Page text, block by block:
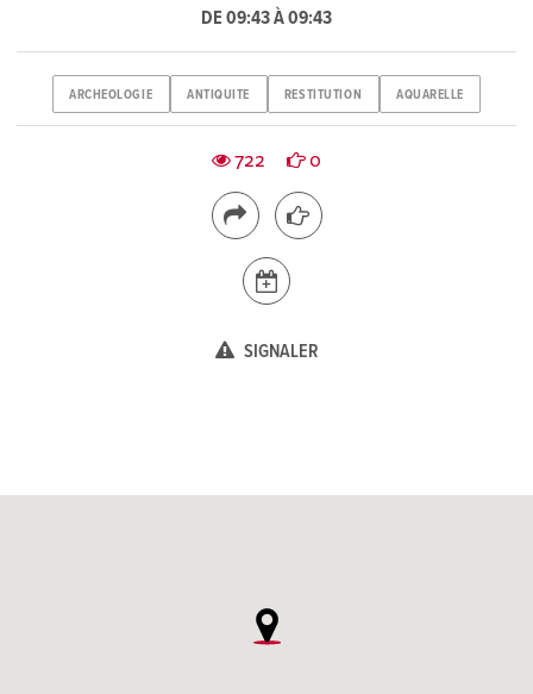
DE 09:43 À 09:43
ARCHEOLOGIE ANTIQUITE RESTITUTION AQUARELLE
722 0
SIGNALER